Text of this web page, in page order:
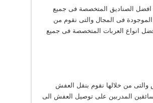
الصناديق المتخصصة فى جميع
فى المجال والتى نقوم من
انواع العربات المتخصصة فى جميع
من خلالها نقوم بنقل العفش
المدربين على توصيل العفش الى